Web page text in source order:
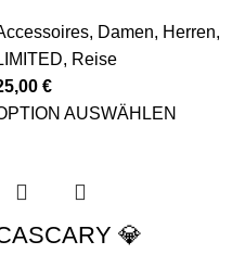
, Damen, Herren,
, Reise
€
AUSWÄHLEN
💎